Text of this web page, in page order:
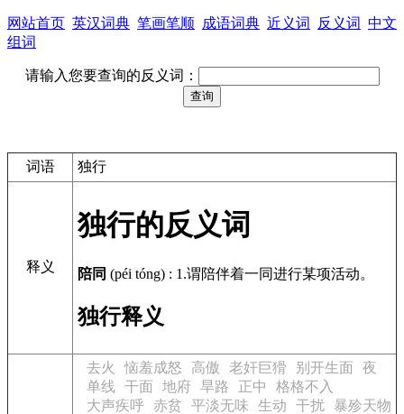
网站首页 英汉词典 笔画笔顺 成语词典 近义词 反义词 中文
组词
请输入您要查询的反义词：
词语 独行
释义
独行的反义词
陪同 (péi tóng) : 1.谓陪伴着一同进行某项活动。
独行释义
去火 恼羞成怒 高傲 老奸巨猾 别开生面
夜
单线
干面 地府 旱路 正中
格格不入
大声疾呼 赤贫 平淡无味 生动 干扰
暴殄天物